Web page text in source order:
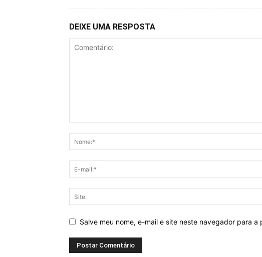
DEIXE UMA RESPOSTA
Salve meu nome, e-mail e site neste navegador para